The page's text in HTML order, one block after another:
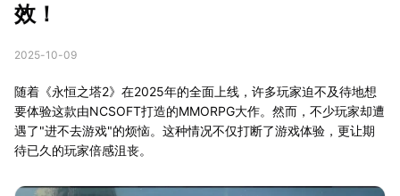
效！
2025-10-09
随着《永恒之塔2》在2025年的全面上线，许多玩家迫不及待地想
要体验这款由NCSOFT打造的MMORPG大作。然而，不少玩家却遭
遇了"进不去游戏"的烦恼。这种情况不仅打断了游戏体验，更让期
待已久的玩家倍感沮丧。